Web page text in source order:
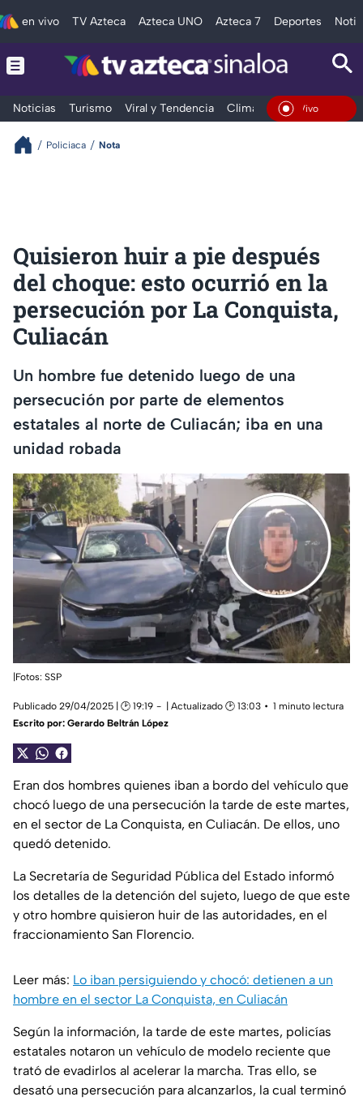
en vivo TV Azteca Azteca UNO Azteca 7 Deportes
Noticias Turismo Viral y Tendencia Clima Deportes
En Vivo
Policiaca Nota
Quisieron huir a pie después
del choque: esto ocurrió en la
persecución por La Conquista,
Culiacán
Un hombre fue detenido luego de una
persecución por parte de elementos
estatales al norte de Culiacán; iba en una
unidad robada
|Fotos: SSP
Publicado 29/04/2025 | 🕑 19:19 | Actualizado 🕑 13:03
1 minuto lectura
Escrito por: Gerardo Beltrán López
Eran dos hombres quienes iban a bordo del vehículo que
chocó luego de una persecución la tarde de este martes,
en el sector de La Conquista, en Culiacán. De ellos, uno
quedó detenido.
La Secretaría de Seguridad Pública del Estado informó
los detalles de la detención del sujeto, luego de que este
y otro hombre quisieron huir de las autoridades, en el
fraccionamiento San Florencio.
Leer más: Lo iban persiguiendo y chocó: detienen a un
hombre en el sector La Conquista, en Culiacán
Según la información, la tarde de este martes, policías
estatales notaron un vehículo de modelo reciente que
trató de evadirlos al acelerar la marcha. Tras ello, se
desató una persecución para alcanzarlos, la cual terminó